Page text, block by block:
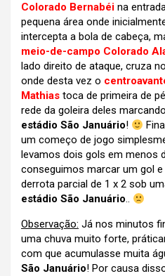
Colorado Bernabéi na
pequena área onde
intercepta a bola de cabeça,
meio-de-campo Colorado
lado direito de ataque, cruza
onde desta vez o
Mathias toca de primeira de
rede da goleira deles
estádio São Januário!
um começo de jogo
levamos dois gols em menos
conseguimos marcar um gol
derrota parcial de 1 x 2 sob
estádio São Januário..
Observação: Já nos minutos
uma chuva muito forte,
com que acumulasse muita
São Januário! Por causa